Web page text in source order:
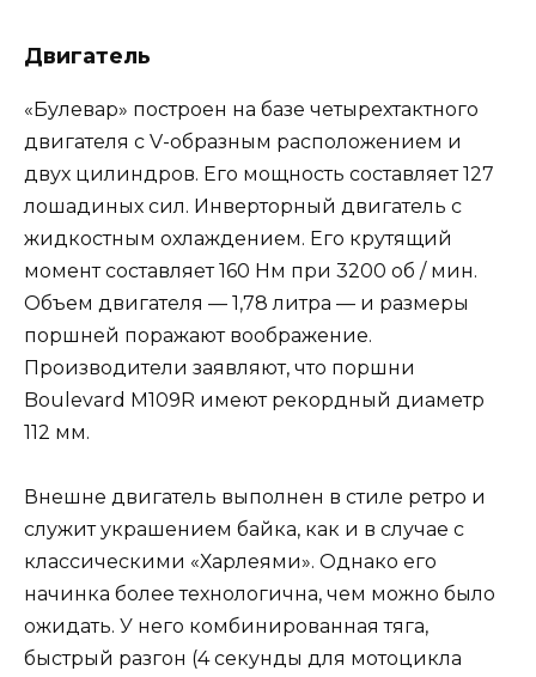
Двигатель
«Булевар» построен на базе четырехтактного
двигателя с V-образным расположением и
двух цилиндров. Его мощность составляет 127
лошадиных сил. Инверторный двигатель с
жидкостным охлаждением. Его крутящий
момент составляет 160 Нм при 3200 об / мин.
Объем двигателя — 1,78 литра — и размеры
поршней поражают воображение.
Производители заявляют, что поршни
Boulevard M109R имеют рекордный диаметр
112 мм.
Внешне двигатель выполнен в стиле ретро и
служит украшением байка, как и в случае с
классическими «Харлеями». Однако его
начинка более технологична, чем можно было
ожидать. У него комбинированная тяга,
быстрый разгон (4 секунды для мотоцикла